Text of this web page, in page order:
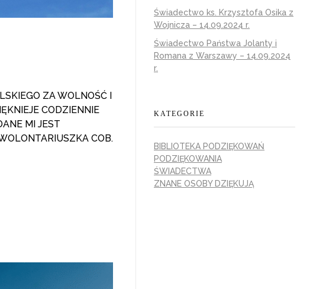
ZA WOLNOŚĆ I
CODZIENNIE
MI JEST
COB.
Świadectwo ks. Krzysztofa Osika z
Wojnicza – 14.09.2024 r.
Świadectwo Państwa Jolanty i
Romana z Warszawy – 14.09.2024
r.
KATEGORIE
BIBLIOTEKA PODZIĘKOWAŃ
PODZIĘKOWANIA
ŚWIADECTWA
ZNANE OSOBY DZIĘKUJĄ